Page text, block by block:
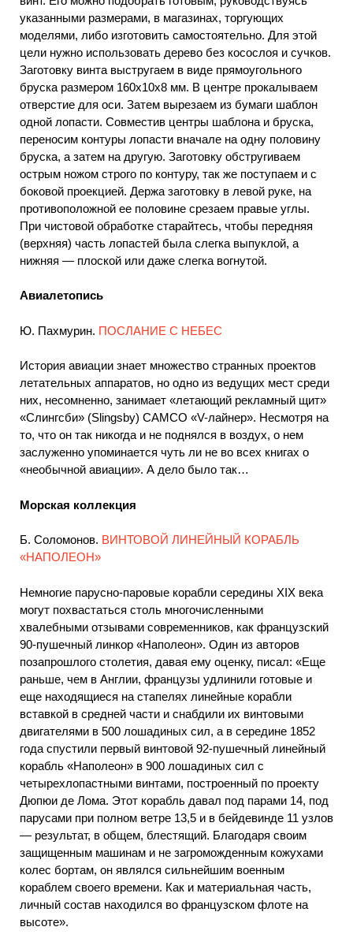
указанными размерами, в магазинах, торгующих
моделями, либо изготовить самостоятельно. Для этой
цели нужно использовать дерево без косослоя и сучков.
Заготовку винта выстругаем в виде прямоугольного
бруска размером 160x10x8 мм. В центре прокалываем
отверстие для оси. Затем вырезаем из бумаги шаблон
одной лопасти. Совместив центры шаблона и бруска,
переносим контуры лопасти вначале на одну половину
бруска, а затем на другую. Заготовку обстругиваем
острым ножом строго по контуру, так же поступаем и с
боковой проекцией. Держа заготовку в левой руке, на
противоположной ее половине срезаем правые углы.
При чистовой обработке старайтесь, чтобы передняя
(верхняя) часть лопастей была слегка выпуклой, а
нижняя — плоской или даже слегка вогнутой.
Авиалетопись
Ю. Пахмурин. ПОСЛАНИЕ С НЕБЕС
История авиации знает множество странных проектов
летательных аппаратов, но одно из ведущих мест среди
них, несомненно, занимает «летающий рекламный щит»
«Слингсби» (Slingsby) САМСО «V-лайнер». Несмотря на
то, что он так никогда и не поднялся в воздух, о нем
заслуженно упоминается чуть ли не во всех книгах о
«необычной авиации». А дело было так…
Морская коллекция
Б. Соломонов. ВИНТОВОЙ ЛИНЕЙНЫЙ КОРАБЛЬ
«НАПОЛЕОН»
Немногие парусно-паровые корабли середины XIX века
могут похвастаться столь многочисленными
хвалебными отзывами современников, как французский
90-пушечный линкор «Наполеон». Один из авторов
позапрошлого столетия, давая ему оценку, писал: «Еще
раньше, чем в Англии, французы удлинили готовые и
еще находящиеся на стапелях линейные корабли
вставкой в средней части и снабдили их винтовыми
двигателями в 500 лошадиных сил, а в середине 1852
года спустили первый винтовой 92-пушечный линейный
корабль «Наполеон» в 900 лошадиных сил с
четырехлопастными винтами, построенный по проекту
Дюпюи де Лома. Этот корабль давал под парами 14, под
парусами при полном ветре 13,5 и в бейдевинде 11 узлов
— результат, в общем, блестящий. Благодаря своим
защищенным машинам и не загроможденным кожухами
колес бортам, он являлся сильнейшим военным
кораблем своего времени. Как и материальная часть,
личный состав находился во французском флоте на
высоте».